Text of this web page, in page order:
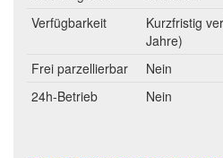
Verfügbarkeit
Kurzfristig
Jahre)
Frei parzellierbar
Nein
24h-Betrieb
Nein